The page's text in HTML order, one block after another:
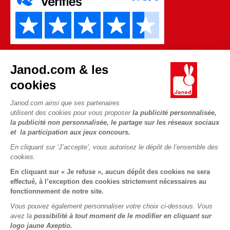
Janod.com & les
cookies
Janod.com ainsi que ses partenaires
utilisent des cookies pour vous proposer la publicité personnalisée,
la publicité non personnalisée, le partage sur les réseaux sociaux
et la participation aux jeux concours.
En cliquant sur ‘J’accepte’, vous autorisez le dépôt de l’ensemble des
cookies.
En cliquant sur « Je refuse », aucun dépôt des cookies ne sera
effectué, à l’exception des cookies strictement nécessaires au
fonctionnement de notre site.
Vous pouvez également personnaliser votre choix ci-dessous. Vous
avez la possibilité à tout moment de le modifier en cliquant sur
logo jaune Axeptio.
Copyright © 2026 Janod - Tous droits réservés -CGV-Mentions
Légales